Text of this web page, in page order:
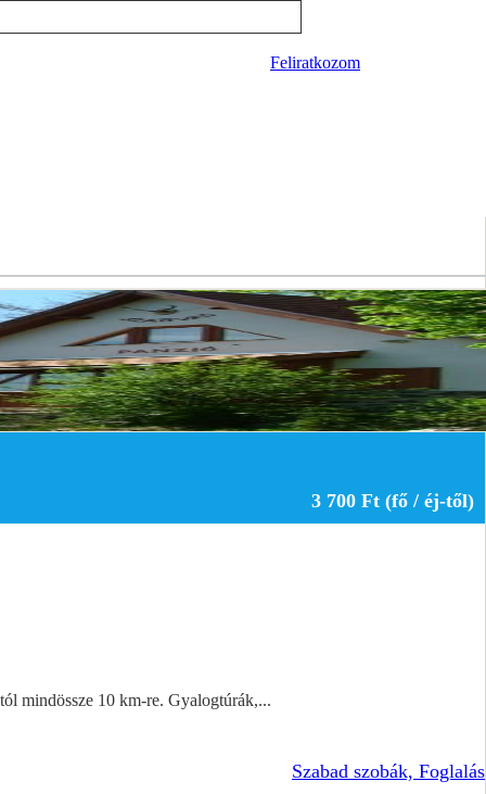
Feliratkozom
3 700 Ft (fő / éj-től)
mindössze 10 km-re. Gyalogtúrák,...
Szabad szobák, Foglalás